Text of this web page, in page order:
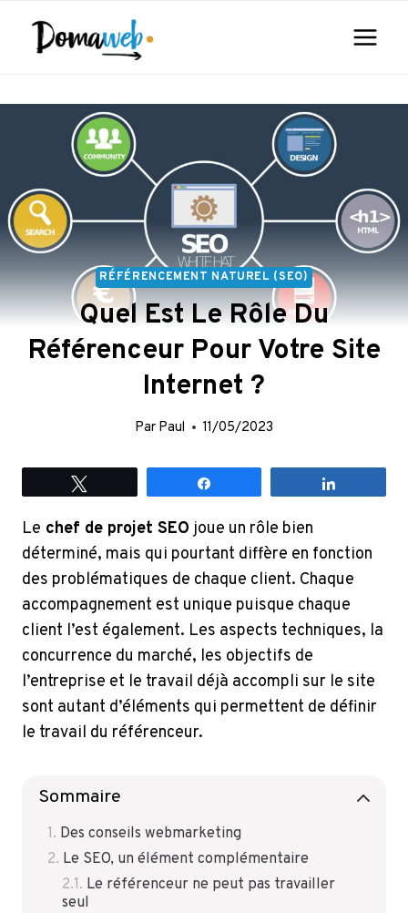
RÉFÉRENCEMENT NATUREL (SEO)
Quel Est Le Rôle Du
Référenceur Pour Votre Site
Internet ?
Par Paul 11/05/2023
Le chef de projet SEO joue un rôle bien
déterminé, mais qui pourtant diffère en fonction
des problématiques de chaque client. Chaque
accompagnement est unique puisque chaque
client l’est également. Les aspects techniques, la
concurrence du marché, les objectifs de
l’entreprise et le travail déjà accompli sur le site
sont autant d’éléments qui permettent de définir
le travail du référenceur.
Sommaire
Des conseils webmarketing
Le SEO, un élément complémentaire
Le référenceur ne peut pas travailler
seul